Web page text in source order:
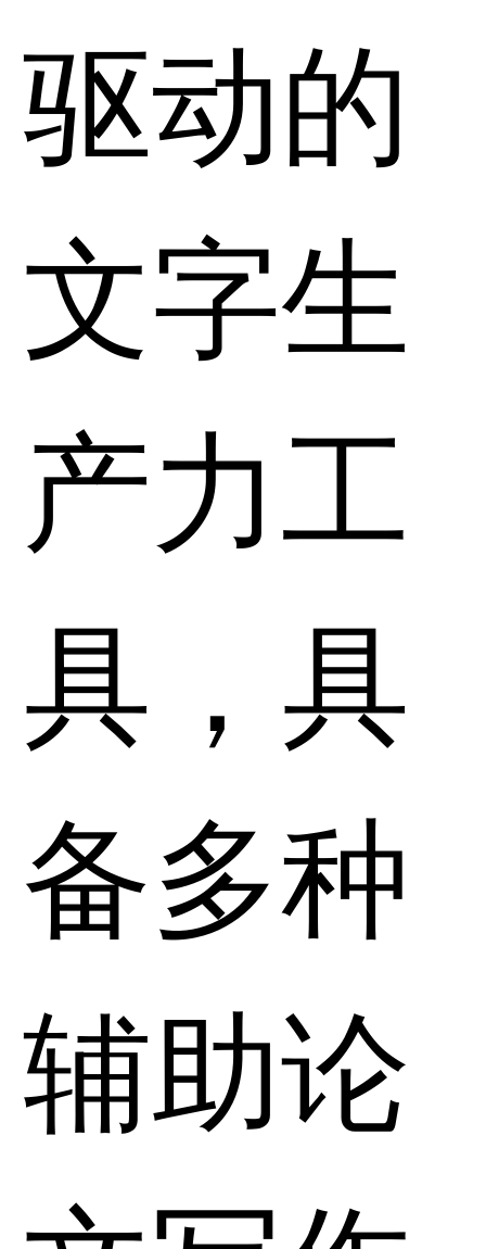
驱动的
文字生
产力工
具，具
备多种
辅助论